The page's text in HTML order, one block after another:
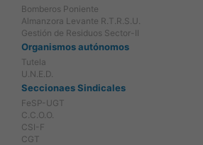
Bomberos Poniente
Almanzora Levante R.T.R.S.U.
Gestión de Residuos Sector-II
Organismos autónomos
Tutela
U.N.E.D.
Seccionaes Sindicales
FeSP-UGT
C.C.O.O.
CSI-F
CGT